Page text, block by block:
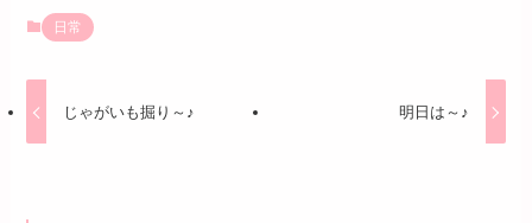
日常
じゃがいも掘り～♪ 明日は～♪